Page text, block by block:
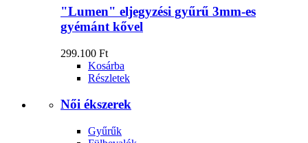
"Lumen" eljegyzési gyűrű 3mm-es
gyémánt kővel
299.100 Ft
Kosárba
Részletek
Női ékszerek
Gyűrűk